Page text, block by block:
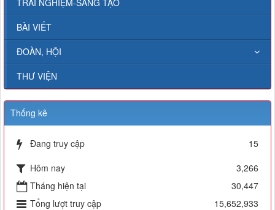
BÀI VIẾT
ĐOÀN, HỘI
THƯ VIỆN
Thống kê
Đang truy cập
15
Hôm nay
3,266
Tháng hiện tại
30,447
Tổng lượt truy cập
15,652,933